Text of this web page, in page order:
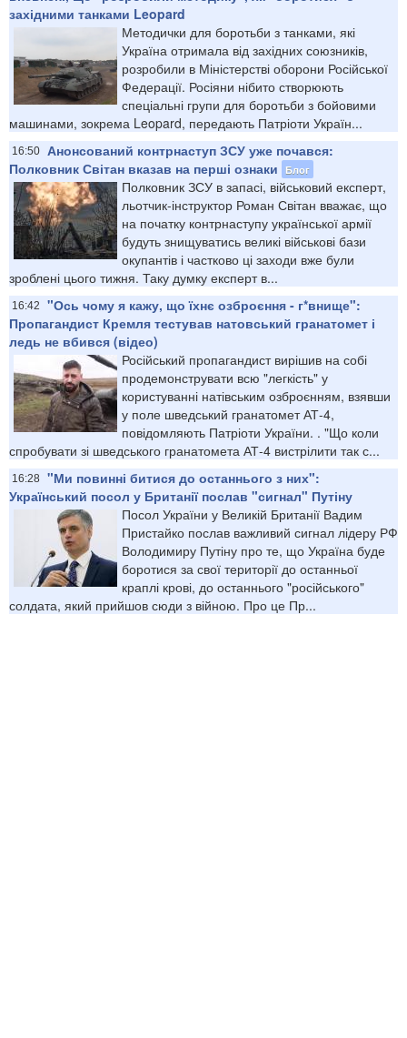
західними танками Leopard
Методички для боротьби з танками, які
Україна отримала від західних союзників,
розробили в Міністерстві оборони Російської
Федерації. Росіяни нібито створюють
спеціальні групи для боротьби з бойовими
машинами, зокрема Leopard, передають Патріоти Україн...
16:50
Анонсований контрнаступ ЗСУ уже почався:
Полковник Світан вказав на перші ознаки
Блог
Полковник ЗСУ в запасі, військовий експерт,
льотчик-інструктор Роман Світан вважає, що
на початку контрнаступу української армії
будуть знищуватись великі військові бази
окупантів і частково ці заходи вже були
зроблені цього тижня. Таку думку експерт в...
16:42
"Ось чому я кажу, що їхнє озброєння - г*внище":
Пропагандист Кремля тестував натовський гранатомет і
ледь не вбився (відео)
Російський пропагандист вирішив на собі
продемонструвати всю "легкість" у
користуванні натівським озброєнням, взявши
у поле шведський гранатомет АТ-4,
повідомляють Патріоти України. . "Що коли
спробувати зі шведського гранатомета АТ-4 вистрілити так с...
16:28 "Ми повинні битися до останнього з них":
Український посол у Британії послав "сигнал" Путіну
Посол України у Великій Британії Вадим
Пристайко послав важливий сигнал лідеру РФ
Володимиру Путіну про те, що Україна буде
боротися за свої території до останньої
краплі крові, до останнього "російського"
солдата, який прийшов сюди з війною. Про це Пр...